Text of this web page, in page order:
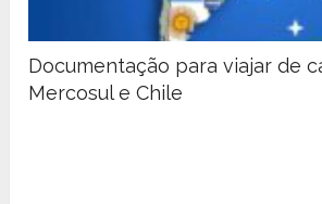
Documentação para viajar de
Mercosul e Chile